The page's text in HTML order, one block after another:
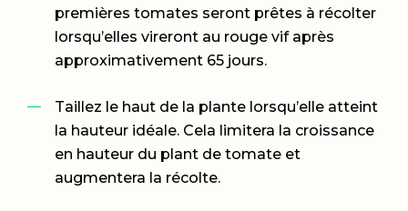
premières tomates seront prêtes à récolter
lorsqu’elles vireront au rouge vif après
approximativement 65 jours.
Taillez le haut de la plante lorsqu’elle atteint
la hauteur idéale. Cela limitera la croissance
en hauteur du plant de tomate et
augmentera la récolte.